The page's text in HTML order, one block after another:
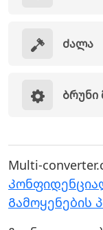
Ძალა
Ბრუნი
Multi-
Გამოყენების